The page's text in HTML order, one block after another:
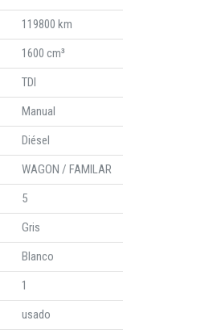
119800 km
1600 cm³
TDI
Manual
Diésel
WAGON / FAMILAR
5
Gris
Blanco
1
usado